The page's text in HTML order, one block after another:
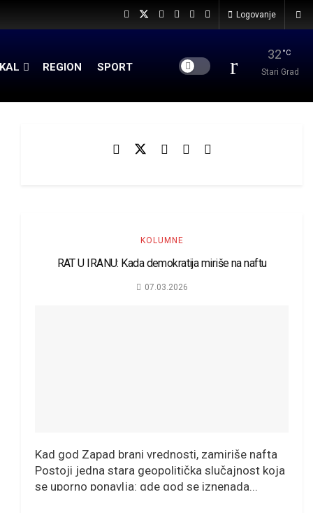
Logovanje
REGION SPORT
32 °C
Stari Grad
KOLUMNE
RAT U IRANU: Kada demokratija miriše na naftu
07.03.2026
Kad god Zapad brani vrednosti, zamiriše nafta
Postoji jedna stara geopolitička slučajnost koja
se uporno ponavlja: gde god se iznenada...